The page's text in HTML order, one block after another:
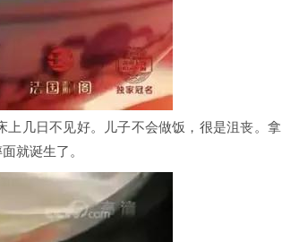
几日不见好。儿子不会做饭，很是沮丧。拿
就诞生了。